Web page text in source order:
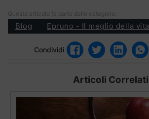
Questo articolo fa parte delle categorie:
Blog Epruno - Il meglio della vita
Condividi
Articoli Correlati